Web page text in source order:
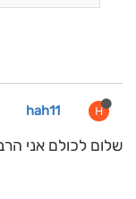
H
hah11
שלום לכולם אני